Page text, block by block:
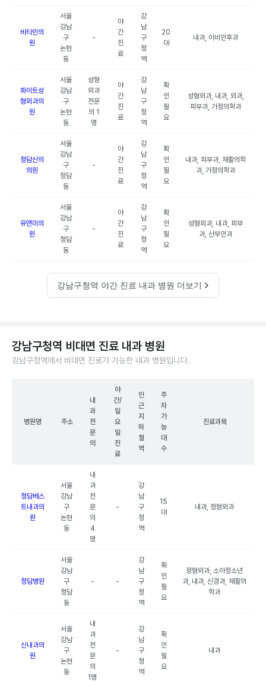
비타민의
원
서울
강남
구
논현
동
-
야
간
진
료
강
남
구
청
역
20
대
내과, 이비인후과
화이트성
형외과의
원
서울
강남
구
논현
동
성형
외과
전문
의 1
명
야
간
진
료
강
남
구
청
역
확
인
필
요
성형외과, 내과, 외과,
피부과, 가정의학과
청담신의
의원
서울
강남
구
청담
동
-
야
간
진
료
강
남
구
청
역
확
인
필
요
내과, 피부과, 재활의학
과, 가정의학과
유앤미의
원
서울
강남
구
청담
동
-
야
간
진
료
강
남
구
청
역
확
인
필
요
성형외과, 내과, 피부
과, 산부인과
강남구청역 야간 진료 내과 병원 더보기
강남구청역 비대면 진료 내과 병원
강남구청역에서 비대면 진료가 가능한 내과 병원입니다.
병원명 주소
내
과
전
문
의
야
간/
일
요
일
진
료
인
근
지
하
철
역
주
차
가
능
대
수
진료과목
청담베스
트내과의
원
서울
강남
구
논현
동
내
과
전
문
의
4
명
-
강
남
구
청
역
15
대
내과, 정형외과
청담병원
서울
강남
구
청담
동
- -
강
남
구
청
역
확
인
필
요
정형외과, 소아청소년
과, 내과, 신경과, 재활의
학과
신내과의
원
서울
강남
구
논현
동
내
과
전
문
의
1명
-
강
남
구
청
역
확
인
필
요
내과